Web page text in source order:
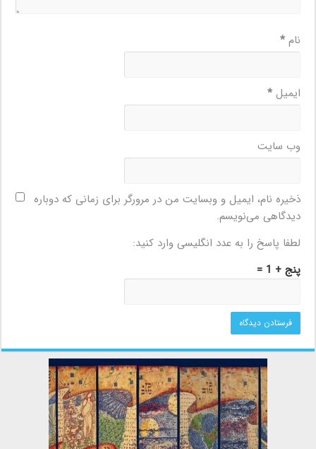
نام*
ایمیل*
وب‌ سایت
ذخیره نام، ایمیل و وبسایت من در مرورگر برای زمانی که دوباره
دیدگاهی می‌نویسم.
لطفا پاسخ را به عدد انگلیسی وارد کنید:
پنج + 1 =